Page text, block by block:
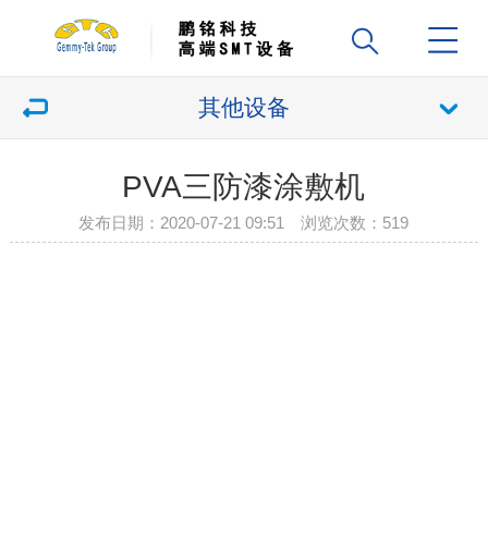
其他设备
PVA三防漆涂敷机
发布日期：2020-07-21 09:51 浏览次数： 519